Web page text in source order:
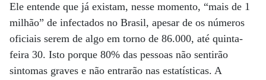
Ele entende que já existam, nesse momento, “mais de 1
milhão” de infectados no Brasil, apesar de os números
oficiais serem de algo em torno de 86.000, até quinta-
feira 30. Isto porque 80% das pessoas não sentirão
sintomas graves e não entrarão nas estatísticas. A